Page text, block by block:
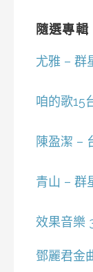
隨選專輯
尤雅 – 群
咱的歌15
陳盈潔 –
青山 – 群
效果音樂
鄧麗君金